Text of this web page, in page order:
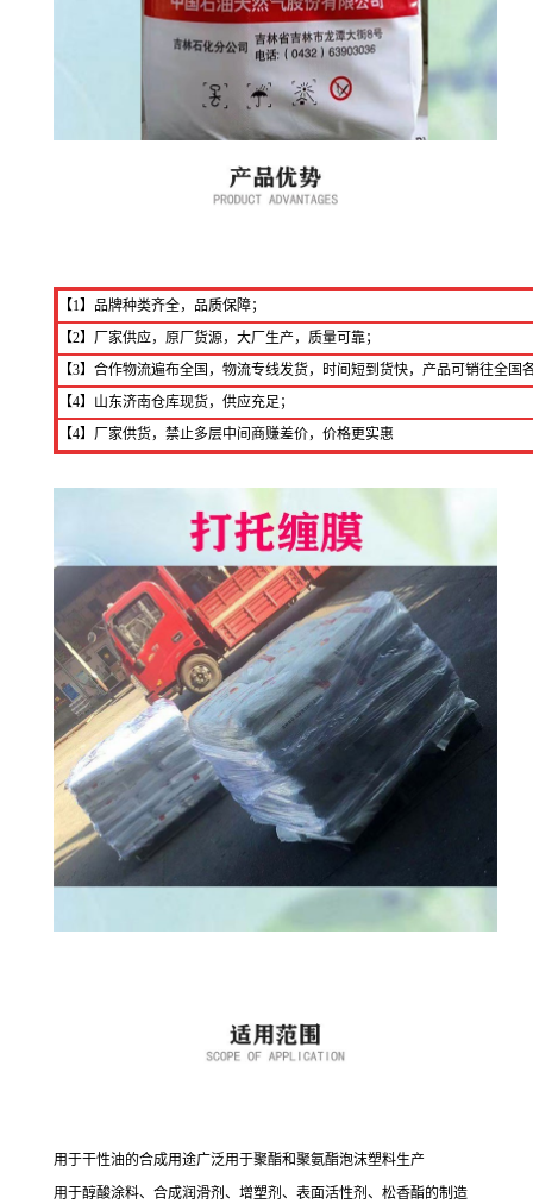
【1】品牌种类齐全，品质保障；
【2】厂家供应，原厂货源，大厂生产，质量可靠；
【3】合作物流遍布全国，物流专线发货，时间短到货快，产品可销往全国
【4】山东济南仓库现货，供应充足；
【4】厂家供货，禁止多层中间商赚差价，价格更实惠
用于干性油的合成用途广泛用于聚酯和聚氨酯泡沫塑料生产
用于醇酸涂料、合成润滑剂、增塑剂、表面活性剂、松香酯的制造